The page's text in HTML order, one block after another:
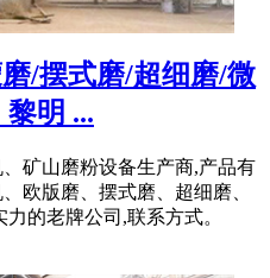
/摆式磨/超细磨/微
明 ...
矿山磨粉设备生产商,产品有
欧版磨、摆式磨、超细磨、
的老牌公司,联系方式。